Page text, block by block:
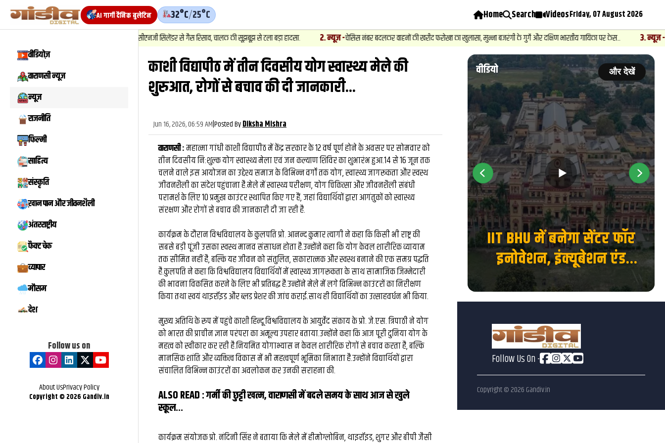
AI गार्गी दैनिक बुलेटिन 32°C/25°C Home Search VideosFriday, 07 August 2026
वाराणसी में बाबतपुर सीएनजी सिलेंडर से गैस रिसाव, चालक की सूझबूझ से टला बड़ा हादसा. 2.न्यूज़ चेसिस नंबर बदलकर वाहनों की खरीद फरोख्‍त का खुलासा, मुन्ना बजरंगी के गुर्गे और दक्षिण भारतीय गायिका पर केस... 3.न्यूज़
वीडियोज़
वाराणसी न्यूज़
न्यूज़
राजनीति
फिल्मी
साहित्य
संस्कृति
ख़ान पान और जीवनशैली
अंतरराष्ट्रीय
फैक्ट चेक
व्यापार
मौसम
देश
Follow us on
About UsPrivacy Policy
Copyright © 2026 Gandiv.in
काशी विद्यापीठ में तीन दिवसीय योग स्वास्थ्य मेले की
शुरुआत, रोगों से बचाव की दी जानकारी...
Jun 16, 2026, 06:59 AM|Posted ByDiksha Mishra
वाराणसी :महात्मा गांधी काशी विद्यापीठ में केंद्र सरकार के 12 वर्ष पूर्ण होने के अवसर पर सोमवार को
तीन दिवसीय नि:शुल्क योग स्वास्थ्य मेला एवं जन कल्याण शिविर का शुभारंभ हुआ.14 से 16 जून तक
चलने वाले इस आयोजन का उद्देश्य समाज के विभिन्न वर्गों तक योग, स्वास्थ्य जागरूकता और स्वस्थ
जीवनशैली का संदेश पहुंचाना है.मेले में स्वास्थ्य परीक्षण, योग चिकित्सा और जीवनशैली संबंधी
परामर्श के लिए 10 प्रमुख काउंटर स्थापित किए गए हैं, जहां विद्यार्थियों द्वारा आगंतुकों को स्वास्थ्य
संरक्षण और रोगों से बचाव की जानकारी दी जा रही है.
कार्यक्रम के दौरान विश्वविद्यालय के कुलपति प्रो. आनन्द कुमार त्यागी ने कहा कि किसी भी राष्ट्र की
सबसे बड़ी पूंजी उसका स्वस्थ मानव संसाधन होता है.उन्होंने कहा कि योग केवल शारीरिक व्यायाम
तक सीमित नहीं है, बल्कि यह जीवन को संतुलित, सकारात्मक और स्वस्थ बनाने की एक समग्र पद्धति
है.कुलपति ने कहा कि विश्वविद्यालय विद्यार्थियों में स्वास्थ्य जागरूकता के साथ सामाजिक जिम्मेदारी
की भावना विकसित करने के लिए भी प्रतिबद्ध है.उन्होंने मेले में लगे विभिन्न काउंटरों का निरीक्षण
किया तथा स्वयं थाइरॉइड और ब्लड प्रेशर की जांच कराई.साथ ही विद्यार्थियों का उत्साहवर्धन भी किया.
मुख्य अतिथि के रूप में पहुंचे काशी हिन्दू विश्वविद्यालय के आयुर्वेद संकाय के प्रो. जे.एस. त्रिपाठी ने योग
को भारत की प्राचीन ज्ञान परंपरा का अमूल्य उपहार बताया.उन्होंने कहा कि आज पूरी दुनिया योग के
महत्व को स्वीकार कर रही है.नियमित योगाभ्यास न केवल शारीरिक रोगों से बचाव करता है, बल्कि
मानसिक शांति और व्यक्तित्व विकास में भी महत्वपूर्ण भूमिका निभाता है.उन्होंने विद्यार्थियों द्वारा
संचालित विभिन्न काउंटरों का अवलोकन कर उनकी सराहना की.
ALSO READ :गर्मी की छुट्टी खत्म, वाराणसी में बदले समय के साथ आज से खुले
स्कूल…
कार्यक्रम संयोजक प्रो. नंदिनी सिंह ने बताया कि मेले में हीमोग्लोबिन, थाइरॉइड, शुगर और बीपी जैसी
और देखें
मिस्टर बीस्ट से दो घंटे की
बातचीत, फिर छोड़ी ₹26 लाख की
नौकरी: कैसे हैरी उप्पल बने देश
के बड़े फूड व्लॉगर...
वीडियो
रंग मल्हार में संदूक पर दिखाया
कला कौशल, प्रकृति संरक्षण का
दिया संदेश...
वीडियो और देखें
IIT BHU में बनेगा सेंटर फॉर
इनोवेशन, इंक्यूबेशन एंड
एंटरप्रेन्योरशिप, स्टार्टअप को
मिलेगा नया मंच...
Follow Us On -
Copyright © 2026 Gandiv.in